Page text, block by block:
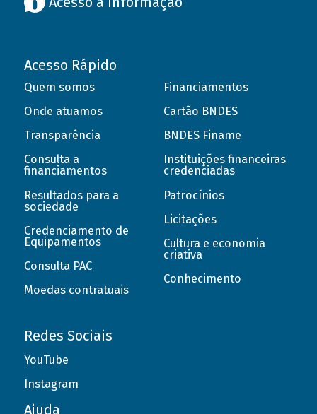
Acesso Rápido
Quem somos
Onde atuamos
Transparência
Consulta a
financiamentos
Resultados para a
sociedade
Credenciamento de
Equipamentos
Consulta PAC
Moedas contratuais
Financiamentos
Cartão BNDES
BNDES Finame
Instituições financeiras
credenciadas
Patrocínios
Licitações
Cultura e economia
criativa
Conhecimento
Redes Sociais
YouTube
Instagram
Ajuda